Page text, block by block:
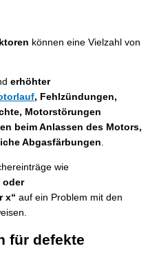
können eine Vielzahl von
erhöhter
, Fehlzündungen,
Motorstörungen
beim Anlassen des Motors,
Abgasfärbungen.
wie
oder
x“ auf ein Problem mit den
für defekte